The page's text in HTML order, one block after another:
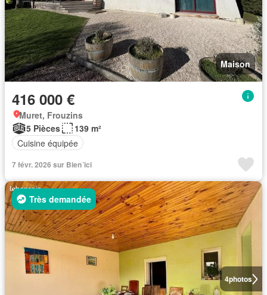
Maison
416 000 €
Muret, Frouzins
5 Pièces
139 m²
Cuisine équipée
7 févr. 2026 sur Bien´ici
4photos
Très demandée